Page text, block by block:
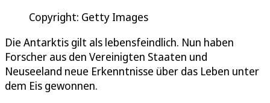
Copyright: Getty Images
Die Antarktis gilt als lebensfeindlich. Nun haben
Forscher aus den Vereinigten Staaten und
Neuseeland neue Erkenntnisse über das Leben unter
dem Eis gewonnen.